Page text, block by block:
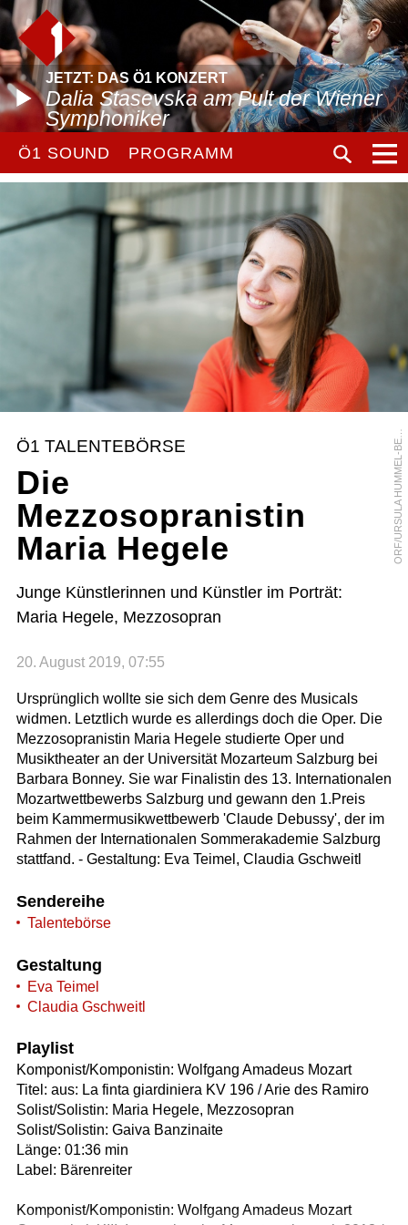
JETZT: DAS Ö1 KONZERT
Dalia Stasevska am Pult der Wiener
Symphoniker
Ö1 SOUND PROGRAMM
O
R
F
/
U
R
S
U
L
A
H
U
M
M
E
L
-
B
E
R
G
E
R
Ö1 TALENTEBÖRSE
Die
Mezzosopranistin
Maria Hegele
Junge Künstlerinnen und Künstler im Porträt:
Maria Hegele, Mezzosopran
20. August 2019, 07:55
Ursprünglich wollte sie sich dem Genre des Musicals
widmen. Letztlich wurde es allerdings doch die Oper. Die
Mezzosopranistin Maria Hegele studierte Oper und
Musiktheater an der Universität Mozarteum Salzburg bei
Barbara Bonney. Sie war Finalistin des 13. Internationalen
Mozartwettbewerbs Salzburg und gewann den 1.Preis
beim Kammermusikwettbewerb 'Claude Debussy', der im
Rahmen der Internationalen Sommerakademie Salzburg
stattfand. - Gestaltung: Eva Teimel, Claudia Gschweitl
Sendereihe
Talentebörse
Gestaltung
Eva Teimel
Claudia Gschweitl
Playlist
Komponist/Komponistin: Wolfgang Amadeus Mozart
Titel: aus: La finta giardiniera KV 196 / Arie des Ramiro
Solist/Solistin: Maria Hegele, Mezzosopran
Solist/Solistin: Gaiva Banzinaite
Länge: 01:36 min
Label: Bärenreiter
Komponist/Komponistin: Wolfgang Amadeus Mozart